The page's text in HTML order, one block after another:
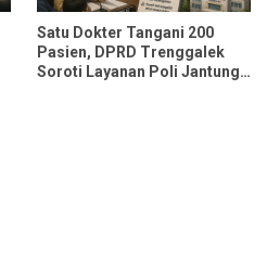
Satu Dokter Tangani 200
Pasien, DPRD Trenggalek
Soroti Layanan Poli Jantung